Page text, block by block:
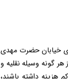
خیابان حضرت مهدی
گونه وسیله نقلیه و
هزینه داشته باشند،